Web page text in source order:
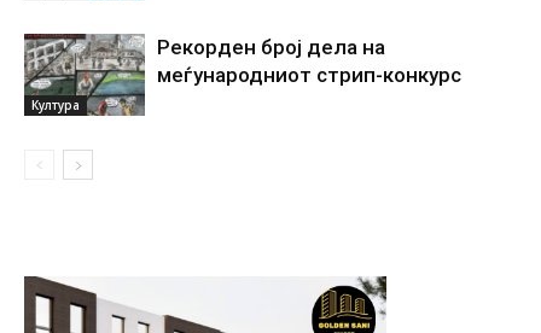
Култура
Рекорден број дела на
меѓународниот стрип-конкурс